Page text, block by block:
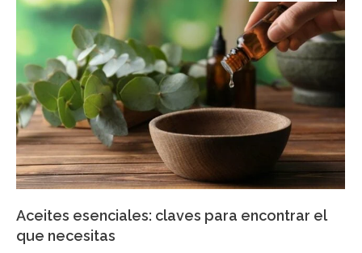
Aceites esenciales: claves para encontrar el
que necesitas